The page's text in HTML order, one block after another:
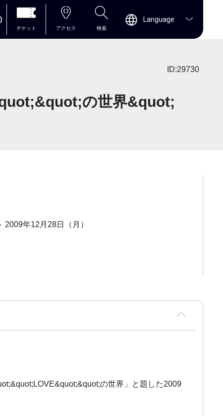
チケット アクセス 検索
Language
ID:29730
の世界&quot;
2009年12月28日（月）
の世界」と題した2009